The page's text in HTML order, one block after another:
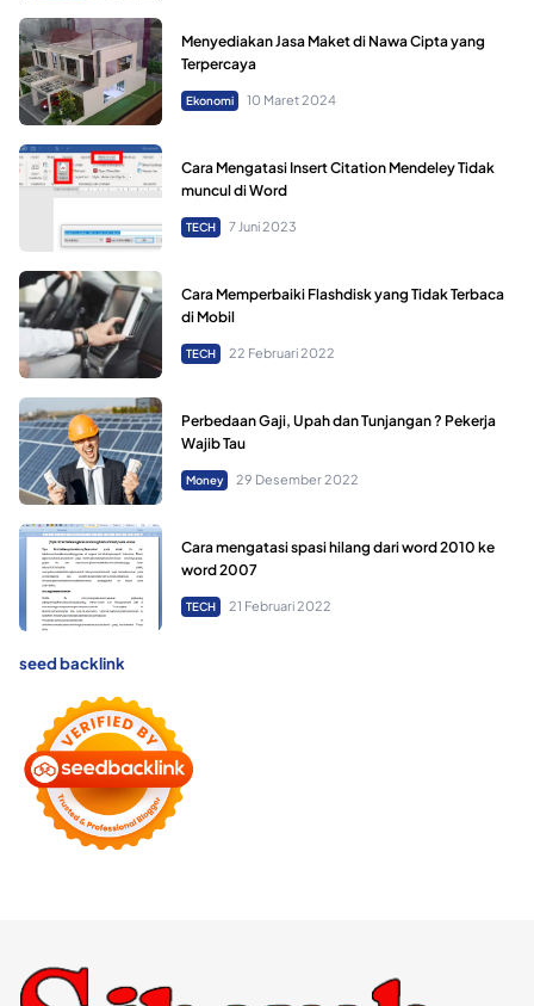
Menyediakan Jasa Maket di Nawa Cipta yang
Terpercaya
Ekonomi 10 Maret 2024
Cara Mengatasi Insert Citation Mendeley Tidak
muncul di Word
TECH 7 Juni 2023
Cara Memperbaiki Flashdisk yang Tidak Terbaca
di Mobil
TECH 22 Februari 2022
Perbedaan Gaji, Upah dan Tunjangan ? Pekerja
Wajib Tau
Money 29 Desember 2022
Cara mengatasi spasi hilang dari word 2010 ke
word 2007
TECH 21 Februari 2022
seed backlink